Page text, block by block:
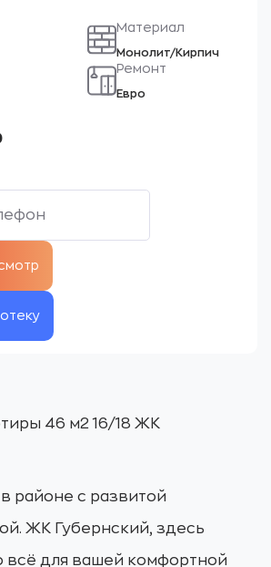
Материал
Монолит/Кирпич
Ремонт
Евро
46 м2 16/18 ЖК
районе с развитой
ЖК Губернский, здесь
всё для вашей комфортной